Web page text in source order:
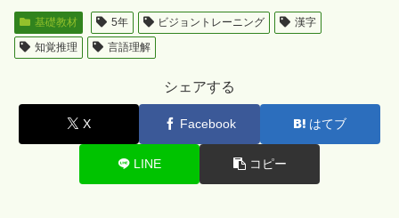
基礎教材 5年 ビジョントレーニング
漢字
知覚推理
言語理解
シェアする
X Facebook はてブ
LINE コピー